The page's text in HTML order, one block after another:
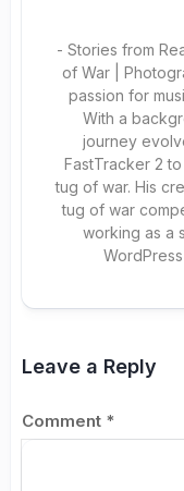
- Stories from
of War |
passion for
With a
journey
FastTracker 2
tug of war. His
tug of war
working as a
Leave a Reply
Comment *